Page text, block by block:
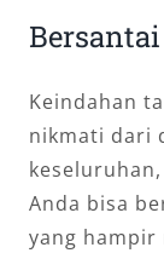
Keindahan
nikmati dari
Anda bisa
yang hampir